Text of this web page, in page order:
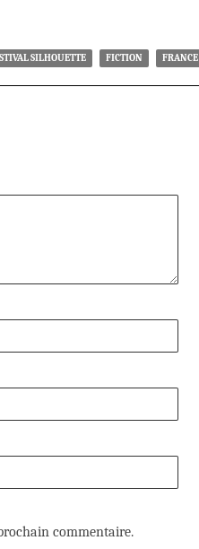
SILHOUETTE FICTION FRANCE
commentaire.